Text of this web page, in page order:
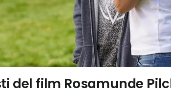
del film Rosamunde